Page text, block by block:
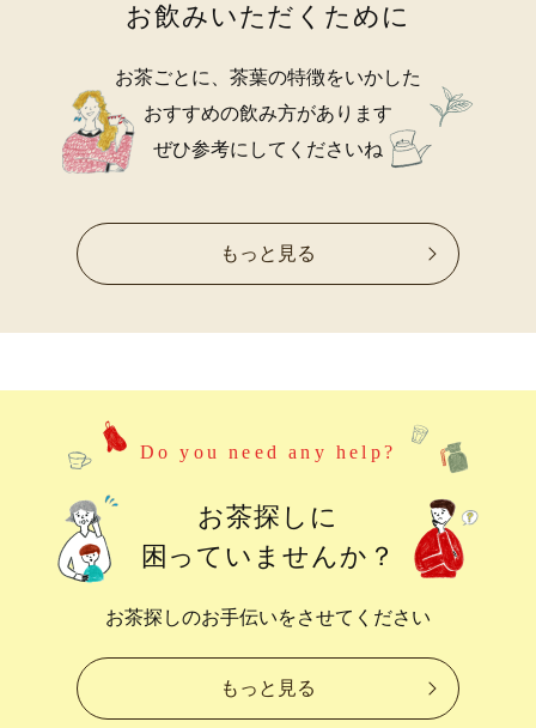
お飲みいただくために
お茶ごとに、茶葉の特徴をいかした
おすすめの飲み方があります
ぜひ参考にしてくださいね
もっと見る
Do you need any help?
お茶探しに
困っていませんか？
お茶探しのお手伝いをさせてください
もっと見る